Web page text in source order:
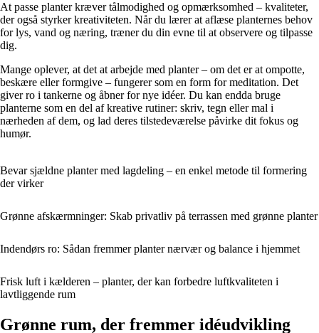
At passe planter kræver tålmodighed og opmærksomhed – kvaliteter,
der også styrker kreativiteten. Når du lærer at aflæse planternes behov
for lys, vand og næring, træner du din evne til at observere og tilpasse
dig.
Mange oplever, at det at arbejde med planter – om det er at ompotte,
beskære eller formgive – fungerer som en form for meditation. Det
giver ro i tankerne og åbner for nye idéer. Du kan endda bruge
planterne som en del af kreative rutiner: skriv, tegn eller mal i
nærheden af dem, og lad deres tilstedeværelse påvirke dit fokus og
humør.
Bevar sjældne planter med lagdeling – en enkel metode til formering
der virker
Grønne afskærmninger: Skab privatliv på terrassen med grønne planter
Indendørs ro: Sådan fremmer planter nærvær og balance i hjemmet
Frisk luft i kælderen – planter, der kan forbedre luftkvaliteten i
lavtliggende rum
Grønne rum, der fremmer idéudvikling